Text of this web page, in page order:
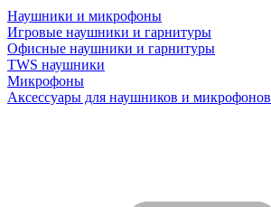
Наушники и микрофоны
Игровые наушники и гарнитуры
Офисные наушники и гарнитуры
TWS наушники
Микрофоны
Аксессуары для наушников и микрофонов